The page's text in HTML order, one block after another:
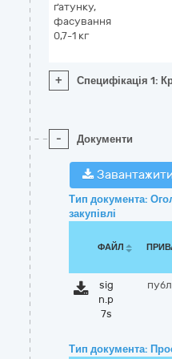
ґатунку,
фасування
0,7-1 кг
+ Специфікація 1:
- Документи
Тип документа:
закупівлі
ФАЙЛ
sig
n.p
7s
Тип документа: